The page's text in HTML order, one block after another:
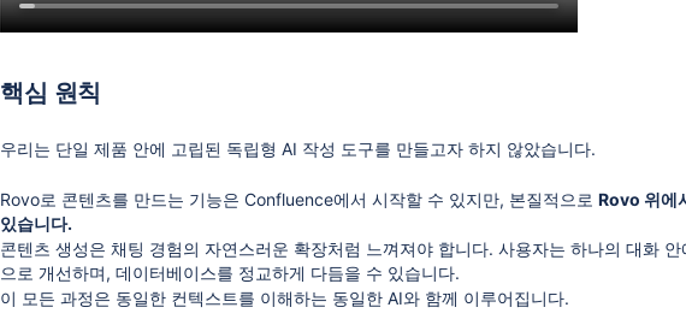
핵심 원칙
우리는 단일 제품 안에 고립된 독립형 AI 작성 도구를 만들고자 하지 않았습니다.
Rovo로 콘텐츠를 만드는 기능은 Confluence에서 시작할 수 있지만, 본질적으로 Rovo 위에
있습니다.
콘텐츠 생성은 채팅 경험의 자연스러운 확장처럼 느껴져야 합니다. 사용자는 하나의 대화
으로 개선하며, 데이터베이스를 정교하게 다듬을 수 있습니다.
이 모든 과정은 동일한 컨텍스트를 이해하는 동일한 AI와 함께 이루어집니다.